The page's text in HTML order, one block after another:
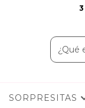
3
SORPRESITAS